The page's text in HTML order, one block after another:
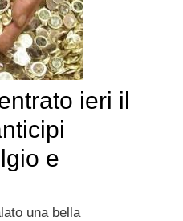
ieri il
e
una bella